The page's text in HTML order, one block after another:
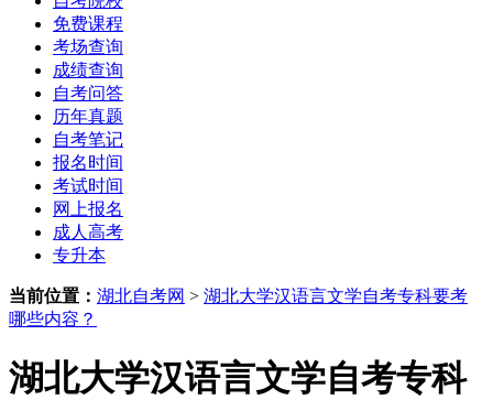
免费课程
考场查询
成绩查询
自考问答
历年真题
自考笔记
报名时间
考试时间
网上报名
成人高考
专升本
当前位置： 湖北自考网 > 湖北大学汉语言文学自考专科要考
哪些内容？
湖北大学汉语言文学自考专科